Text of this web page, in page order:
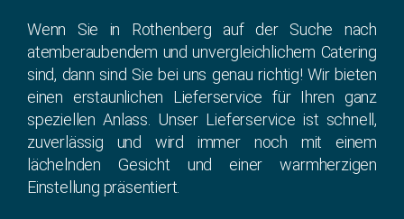
Wenn Sie in Rothenberg auf der Suche nach
atemberaubendem und unvergleichlichem Catering
sind, dann sind Sie bei uns genau richtig! Wir bieten
einen erstaunlichen Lieferservice für Ihren ganz
speziellen Anlass. Unser Lieferservice ist schnell,
zuverlässig und wird immer noch mit einem
lächelnden Gesicht und einer warmherzigen
Einstellung präsentiert.